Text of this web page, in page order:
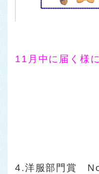
11月中に届く様
4.洋服部門賞